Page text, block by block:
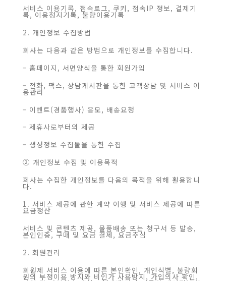
서비스 이용기록, 접속로그, 쿠키, 접속IP 정보, 결제기
록, 이용정지기록, 불량이용기록
2. 개인정보 수집방법
회사는 다음과 같은 방법으로 개인정보를 수집합니다.
– 홈페이지, 서면양식을 통한 회원가입
– 전화, 팩스, 상담게시판을 통한 고객상담 및 서비스 이
용관리
– 이벤트(경품행사) 응모, 배송요청
– 제휴사로부터의 제공
– 생성정보 수집툴을 통한 수집
② 개인정보 수집 및 이용목적
회사는 수집한 개인정보를 다음의 목적을 위해 활용합니
다.
1. 서비스 제공에 관한 계약 이행 및 서비스 제공에 따른
요금정산
서비스 및 콘텐츠 제공, 물품배송 또는 청구서 등 발송,
본인인증, 구매 및 요금 결제, 요금추심
2. 회원관리
회원제 서비스 이용에 따른 본인확인, 개인식별, 불량회
원의 부정이용 방지와 비인가 사용방지, 가입의사 확인,